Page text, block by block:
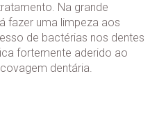
Na grande
fazer uma limpeza aos
de bactérias nos dentes
fortemente aderido ao
dentária.